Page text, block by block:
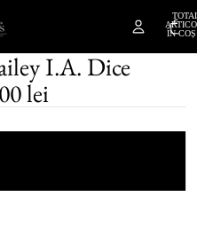
ÎN
I.A. Dice
lei